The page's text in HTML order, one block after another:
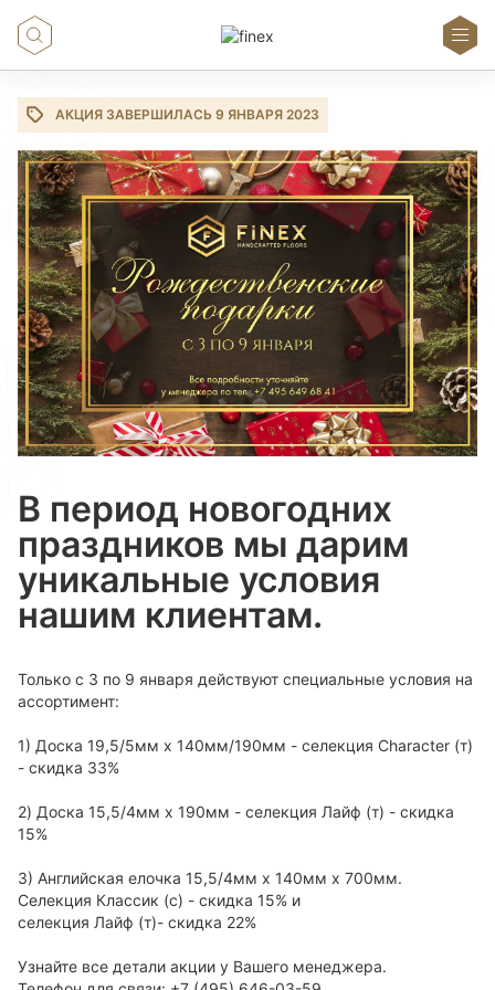
АКЦИЯ ЗАВЕРШИЛАСЬ 9 ЯНВАРЯ 2023
В период новогодних
праздников мы дарим
уникальные условия
нашим клиентам.
Только с 3 по 9 января действуют специальные условия на
ассортимент:
1) Доска 19,5/5мм х 140мм/190мм - селекция Character (т)
- скидка 33%
2) Доска 15,5/4мм х 190мм - селекция Лайф (т) - скидка
15%
3) Английская елочка 15,5/4мм х 140мм х 700мм.
Селекция Классик (с) - скидка 15% и
селекция Лайф (т)- скидка 22%
Узнайте все детали акции у Вашего менеджера.